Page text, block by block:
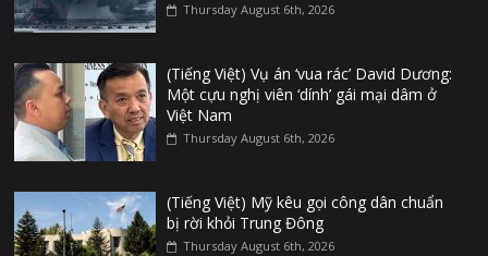
Thursday August 6th, 2026
(Tiếng Việt) Vụ án ‘vua rác’ David Dương:
Một cựu nghị viên ‘dính’ gái mại dâm ở
Việt Nam
Thursday August 6th, 2026
(Tiếng Việt) Mỹ kêu gọi công dân chuẩn
bị rời khỏi Trung Đông
Thursday August 6th, 2026